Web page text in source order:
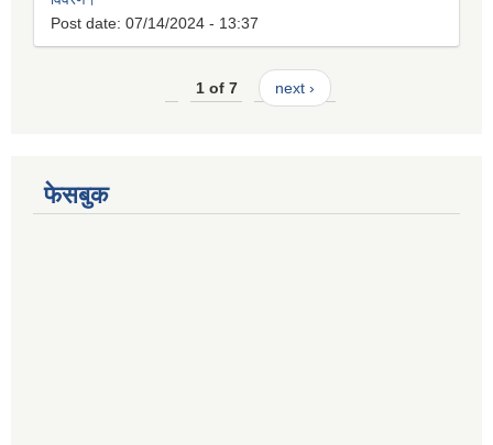
Post date: 07/14/2024 - 13:37
1 of 7 next ›
फेसबुक